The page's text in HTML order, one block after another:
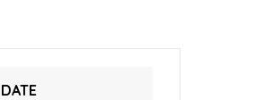
DATE